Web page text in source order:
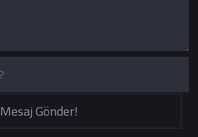
Mesaj Gönder!